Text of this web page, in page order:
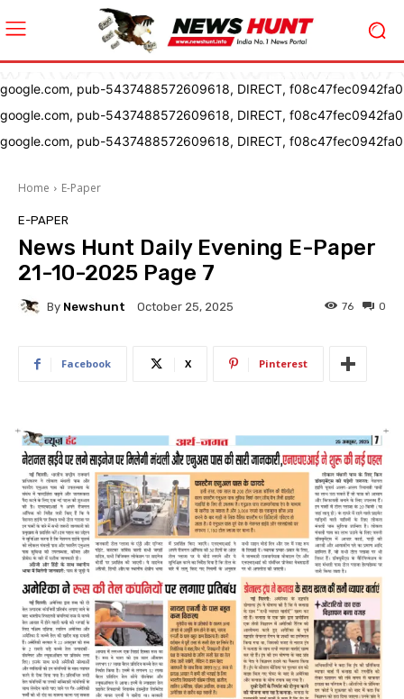
google.com, pub-5437488572609618, DIRECT, f08c47fec0942fa0
google.com, pub-5437488572609618, DIRECT, f08c47fec0942fa0
google.com, pub-5437488572609618, DIRECT, f08c47fec0942fa0
Home E-Paper
E-PAPER
News Hunt Daily Evening E-Paper
21-10-2025 Page 7
By Newshunt October 25, 2025 0
76
Facebook X Pinterest